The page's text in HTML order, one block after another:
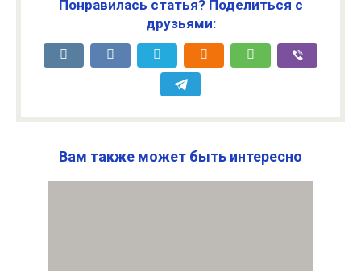
Понравилась статья? Поделиться с
друзьями:
Вам также может быть интересно